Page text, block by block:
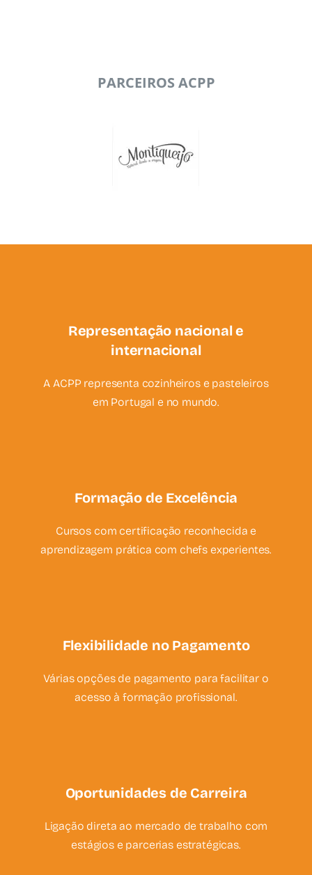
PARCEIROS ACPP
Representação nacional e
internacional
A ACPP representa cozinheiros e pasteleiros
em Portugal e no mundo.
Formação de Excelência
Cursos com certificação reconhecida e
aprendizagem prática com chefs experientes.
Flexibilidade no Pagamento
Várias opções de pagamento para facilitar o
acesso à formação profissional.
Oportunidades de Carreira
Ligação direta ao mercado de trabalho com
estágios e parcerias estratégicas.